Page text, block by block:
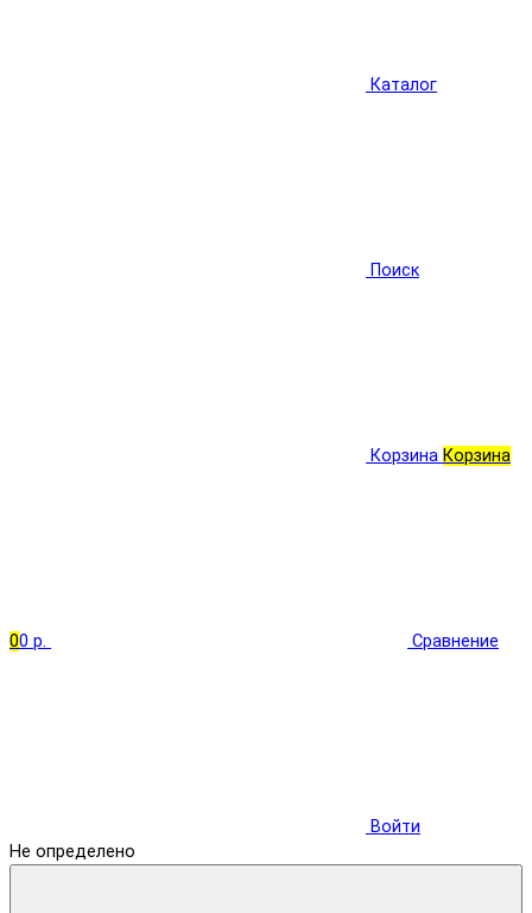
Каталог
Поиск
Корзина Корзина
00 р. Сравнение
Войти
Не определено